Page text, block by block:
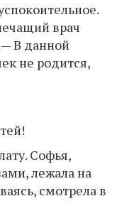
врач
— В данной
не родится,
Софья,
лежала на
смотрела в